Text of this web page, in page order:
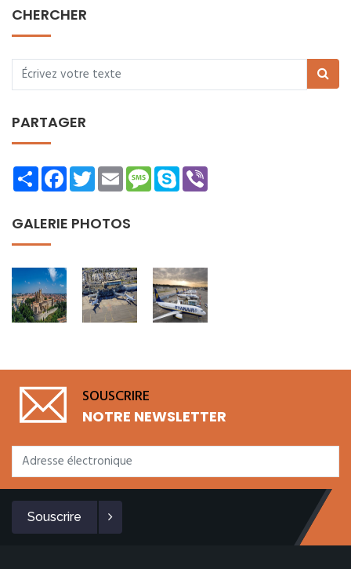
CHERCHER
PARTAGER
ShareFacebookTwitterEmailMessage
Skype
GALERIE PHOTOS
SOUSCRIRE
NOTRE NEWSLETTER
Souscrire